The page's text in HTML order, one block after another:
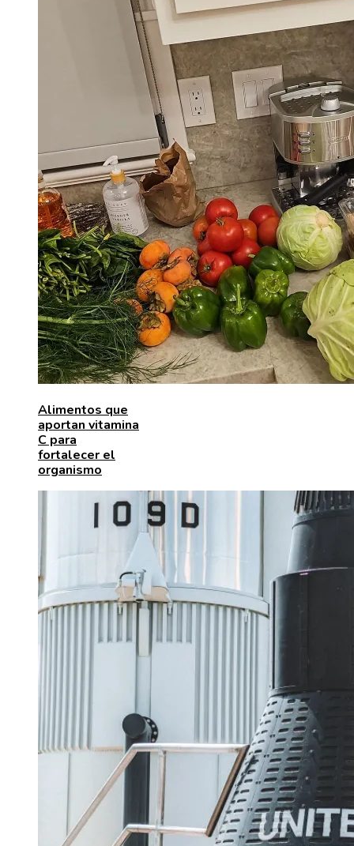
Alimentos que
aportan vitamina
C para
fortalecer el
organismo